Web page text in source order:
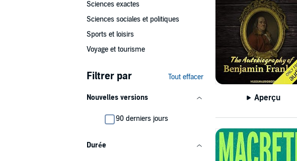
Sciences exactes
Sciences sociales et politiques
Sports et loisirs
Voyage et tourisme
Filtrer par Tout effacer
Nouvelles versions
90 derniers jours
Durée
Aperçu